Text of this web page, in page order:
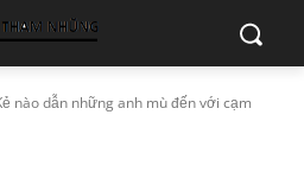
nào dẫn những anh mù đến với cạm